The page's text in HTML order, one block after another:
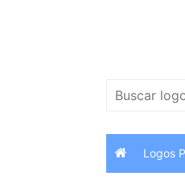
Pesquisar
Logos